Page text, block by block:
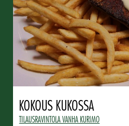
KOKOUS KUKOSSA
TILAUSRAVINTOLA VANHA KURIMO